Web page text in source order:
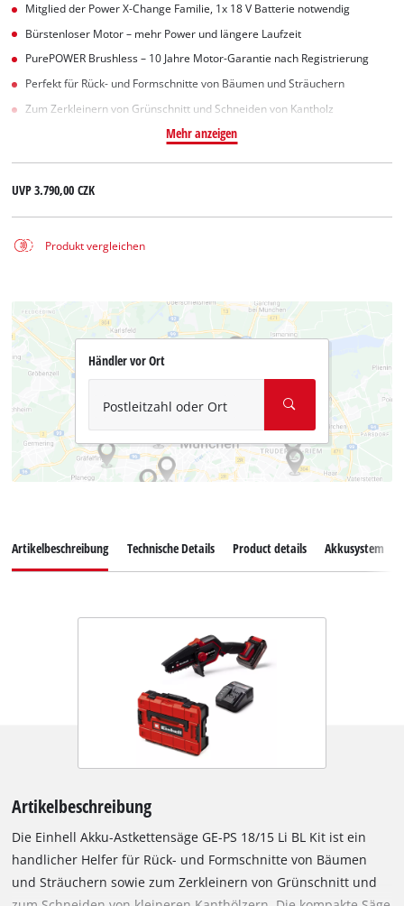
Mitglied der Power X-Change Familie, 1x 18 V Batterie notwendig
Bürstenloser Motor – mehr Power und längere Laufzeit
PurePOWER Brushless – 10 Jahre Motor-Garantie nach Registrierung
Perfekt für Rück- und Formschnitte von Bäumen und Sträuchern
Zum Zerkleinern von Grünschnitt und Schneiden von Kantholz
Mehr anzeigen
UVP3.790,00 CZK
Produkt vergleichen
Händler vor Ort
Postleitzahl oder Ort
Artikelbeschreibung Technische Details Product details Akkusystem
Artikelbeschreibung
Die Einhell Akku-Astkettensäge GE-PS 18/15 Li BL Kit ist ein
handlicher Helfer für Rück- und Formschnitte von Bäumen
und Sträuchern sowie zum Zerkleinern von Grünschnitt und